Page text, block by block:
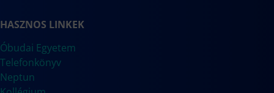
HASZNOS LINKEK
Óbudai Egyetem
Telefonkönyv
Neptun